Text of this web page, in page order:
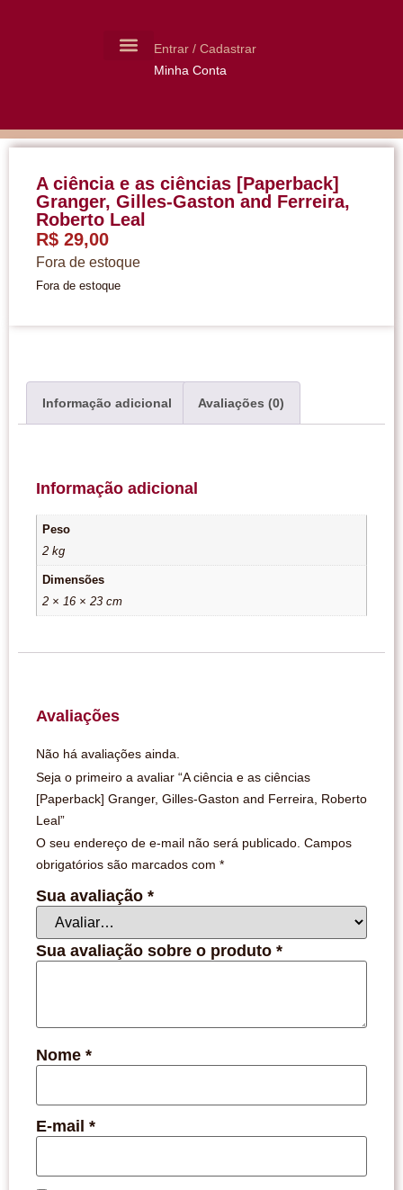
Entrar / Cadastrar
Minha Conta
Informação adicional Avaliações (0)
Informação adicional
Peso
2 kg
Dimensões
2 × 16 × 23 cm
Avaliações
Não há avaliações ainda.
Seja o primeiro a avaliar “A ciência e as ciências
[Paperback] Granger, Gilles-Gaston and Ferreira, Roberto
Leal”
O seu endereço de e-mail não será publicado. Campos
obrigatórios são marcados com *
Sua avaliação *
Sua avaliação sobre o produto *
Nome *
E-mail *
A ciência e as ciências [Paperback]
Granger, Gilles-Gaston and Ferreira,
Roberto Leal
R$ 29,00
Fora de estoque
Fora de estoque